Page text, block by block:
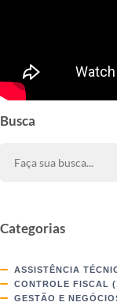
Busca
Categorias
ASSISTÊNCIA
CONTROLE FISCAL
GESTÃO E